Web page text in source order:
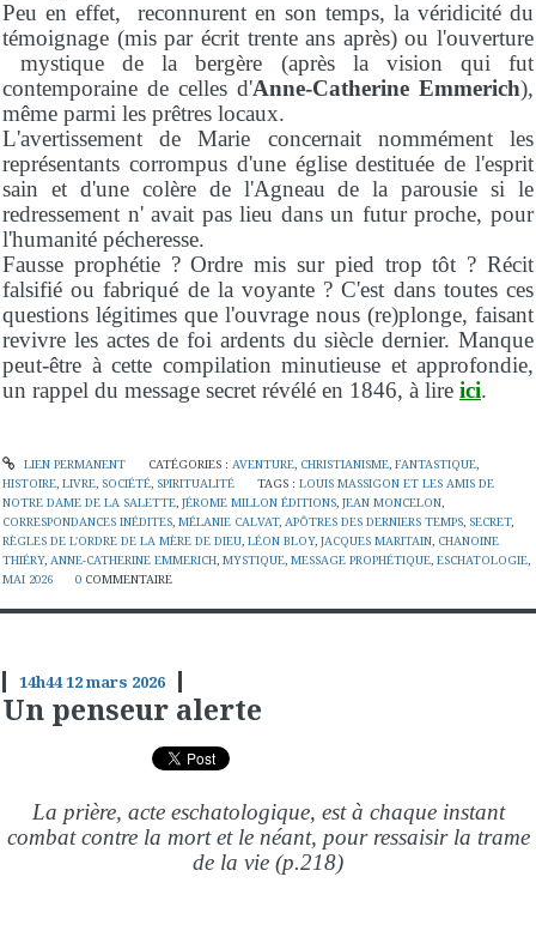
Peu en effet, reconnurent en son temps, la véridicité du
témoignage (mis par écrit trente ans après) ou l'ouverture
mystique de la bergère (après la vision qui fut
contemporaine de celles d'Anne-Catherine Emmerich),
même parmi les prêtres locaux.
L'avertissement de Marie concernait nommément les
représentants corrompus d'une église destituée de l'esprit
sain et d'une colère de l'Agneau de la parousie si le
redressement n' avait pas lieu dans un futur proche, pour
l'humanité pécheresse.
Fausse prophétie ? Ordre mis sur pied trop tôt ? Récit
falsifié ou fabriqué de la voyante ? C'est dans toutes ces
questions légitimes que l'ouvrage nous (re)plonge, faisant
revivre les actes de foi ardents du siècle dernier. Manque
peut-être à cette compilation minutieuse et approfondie,
un rappel du message secret révélé en 1846, à lire ici.
LIEN PERMANENT CATÉGORIES : AVENTURE, CHRISTIANISME, FANTASTIQUE,
HISTOIRE LIVRE SOCIÉTÉ SPIRITUALITÉ TAGS :LOUIS MASSIGON ET LES AMIS DE
NOTRE DAME DE LA SALETTE JÉROME MILLON ÉDITIONS JEAN MONCELON
CORRESPONDANCES INÉDITES MÉLANIE CALVAT, APÔTRES DES DERNIERS TEMPS SECRET,
RÈGLES DE L'ORDRE DE LA MÈRE DE DIEU LÉON BLOY, JACQUES MARITAIN CHANOINE
THIÉRY, ANNE-CATHERINE EMMERICH MYSTIQUE MESSAGE PROPHÉTIQUE ESCHATOLOGIE
MAI 2026
0 COMMENTAIRE
14h4412mars 2026
Un penseur alerte
La prière, acte eschatologique, est à chaque instant
combat contre la mort et le néant, pour ressaisir la trame
de la vie (p.218)